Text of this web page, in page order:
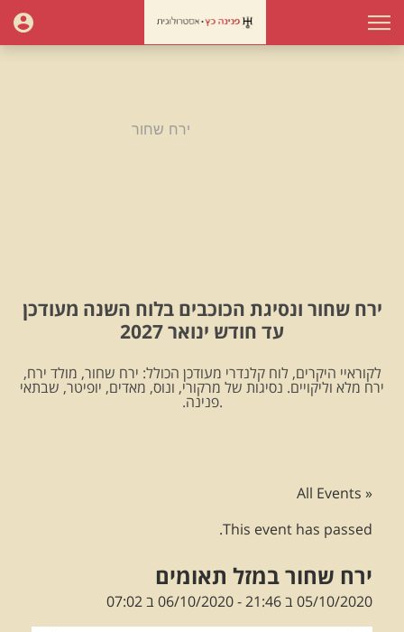
ירח שחור
ירח שחור ונסיגת הכוכבים בלוח השנה מעודכן
עד חודש ינואר 2027
לקוראיי היקרים, לוח קלנדרי מעודכן הכולל: ירח שחור, מולד ירח,
ירח מלא וליקויים. נסיגות של מרקורי, ונוס, מאדים, יופיטר, שבתאי
.פנינה.
« All Events
This event has passed.
ירח שחור במזל תאומים
05/10/2020 ב 21:46 -06/10/2020 ב 07:02